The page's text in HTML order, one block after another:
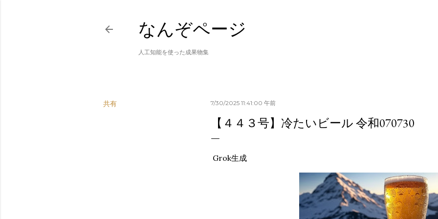
なんぞページ
人工知能を使った成果物集
共有 7/30/2025 11:41:00 午前
【４４３号】冷たいビール 令和070730
Grok生成